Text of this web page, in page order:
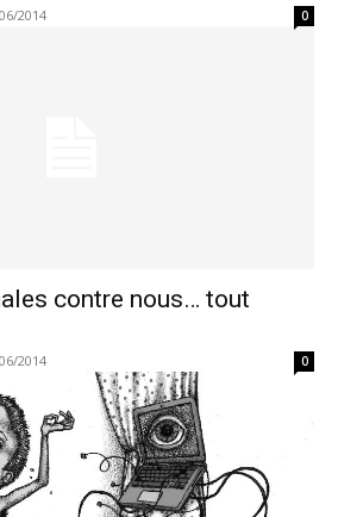
2014 0
contre nous… tout
2014 0